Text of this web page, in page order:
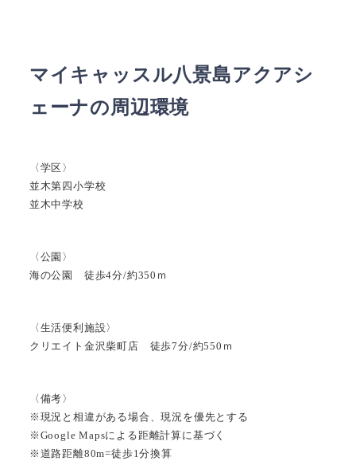
マイキャッスル八景島アクアシ
ェーナの周辺環境
〈学区〉
並木第四小学校
並木中学校
〈公園〉
海の公園 徒歩4分/約350ｍ
〈生活便利施設〉
クリエイト金沢柴町店 徒歩7分/約550ｍ
〈備考〉
※現況と相違がある場合、現況を優先とする
※Google Mapsによる距離計算に基づく
※道路距離80m=徒歩1分換算